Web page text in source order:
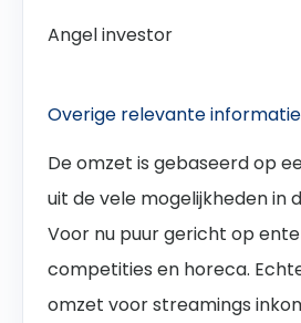
Angel investor
Overige relevante
De omzet is gebaseerd op
uit de vele mogelijkheden in
Voor nu puur gericht op
competities en horeca.
omzet voor streamings